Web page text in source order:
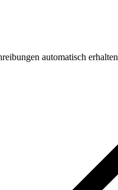
automatisch erhalten